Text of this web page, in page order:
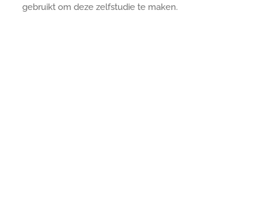
gebruikt om deze zelfstudie te maken.